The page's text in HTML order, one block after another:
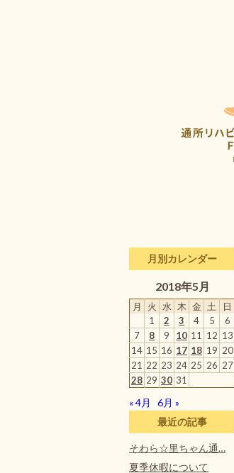
月別カレンダー
2018年5月
月 火 水 木 金 土
日
1
2 3 4 5
6
7
8 9 10 11 12 13
14 15 16 17 18 19 20
21 22 23 24 25 26 27
28 29 30 31
« 4月
6月 »
最近の記事
そわら☆里ちゃん通…
夏季休暇について